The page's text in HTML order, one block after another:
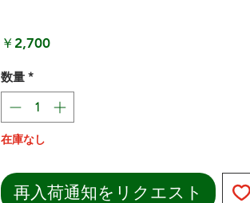
￥2,700価
数量 *
在庫なし
再入荷通知をリクエスト